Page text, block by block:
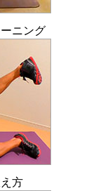
ニング
方